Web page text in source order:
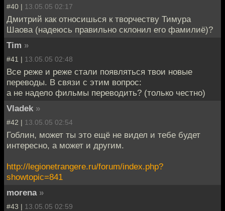
#40 | 13.05.05 02:17
Дмитрий как относишься к творчеству Тимура
Шаова (надеюсь правильно склонил его фамилиё)?
Tim »
#41 | 13.05.05 02:48
Все реже и реже стали появляться твои новые
переводы. В связи с этим вопрос:
а не надело фильмы переводить? (только честно)
Vladek »
#42 | 13.05.05 02:54
Гоблин, может ты это ещё не видел и тебе будет
интересно, а может и другим.
http://legionetrangere.ru/forum/index.php?
showtopic=841
morena »
#43 | 13.05.05 02:59